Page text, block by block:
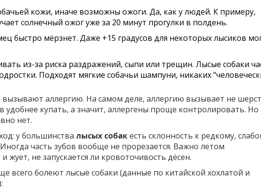
кожи, иначе возможны ожоги. Да, как у людей. К примеру,
солнечный ожог уже за 20 минут прогулки в полдень.
быстро мёрзнет. Даже +15 градусов для некоторых лысиков
из-за риска раздражений, сыпи или трещин. Лысые собаки
Подходят мягкие собачьи шампуни, никаких
аллергию. На самом деле, аллергию вызывает не
купать, а значит, аллергены проще контролировать. Но
нет.
у большинства лысых собакесть склонность к редкому,
часть зубов вообще не прорезается. Важно летом
жует, не запускается ли кровоточивость дёсен.
всего болеют лысые собаки (данные по китайской хохлатой и